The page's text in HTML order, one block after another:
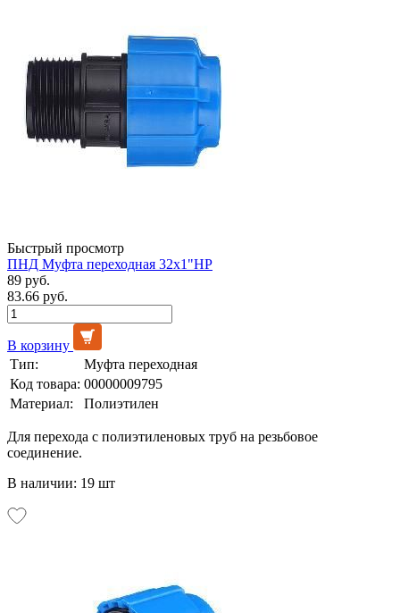
Быстрый просмотр
ПНД Муфта переходная 32х1"НР
89 руб.
83.66 руб.
В корзину
Тип:
Муфта переходная
Код товара: 00000009795
Материал:
Полиэтилен
Для перехода с полиэтиленовых труб на резьбовое
соединение.
В наличии: 19 шт